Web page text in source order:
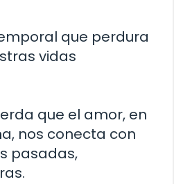
que perdura
vidas
que el amor, en
nos conecta con
pasadas,